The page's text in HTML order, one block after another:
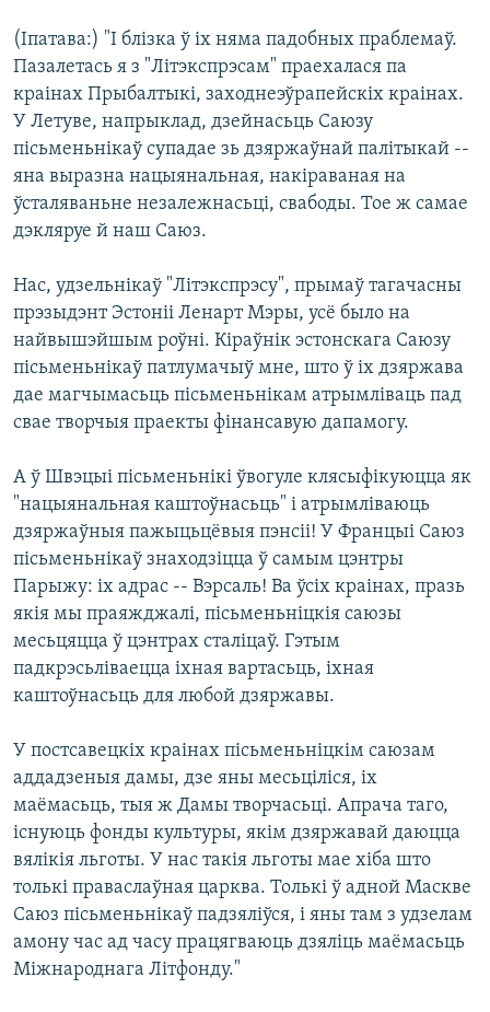
(Іпатава:) "І блізка ў іх няма падобных праблемаў.
Пазалетась я з "Літэкспрэсам" праехалася па
краінах Прыбалтыкі, заходнеэўрапейскіх краінах.
У Летуве, напрыклад, дзейнасьць Саюзу
пісьменьнікаў супадае зь дзяржаўнай палітыкай --
яна выразна нацыянальная, накіраваная на
ўсталяваньне незалежнасьці, свабоды. Тое ж самае
дэкляруе й наш Саюз.
Нас, удзельнікаў "Літэкспрэсу", прымаў тагачасны
прэзыдэнт Эстоніі Ленарт Мэры, усё было на
найвышэйшым роўні. Кіраўнік эстонскага Саюзу
пісьменьнікаў патлумачыў мне, што ў іх дзяржава
дае магчымасьць пісьменьнікам атрымліваць пад
свае творчыя праекты фінансавую дапамогу.
А ў Швэцыі пісьменьнікі ўвогуле клясыфікуюцца як
"нацыянальная каштоўнасьць" і атрымліваюць
дзяржаўныя пажыцьцёвыя пэнсіі! У Францыі Саюз
пісьменьнікаў знаходзіцца ў самым цэнтры
Парыжу: іх адрас -- Вэрсаль! Ва ўсіх краінах, празь
якія мы праяжджалі, пісьменьніцкія саюзы
месьцяцца ў цэнтрах сталіцаў. Гэтым
падкрэсьліваецца іхная вартасьць, іхная
каштоўнасьць для любой дзяржавы.
У постсавецкіх краінах пісьменьніцкім саюзам
аддадзеныя дамы, дзе яны месьціліся, іх
маёмасьць, тыя ж Дамы творчасьці. Апрача таго,
існуюць фонды культуры, якім дзяржавай даюцца
вялікія льготы. У нас такія льготы мае хіба што
толькі праваслаўная царква. Толькі ў адной Маскве
Саюз пісьменьнікаў падзяліўся, і яны там з удзелам
амону час ад часу працягваюць дзяліць маёмасьць
Міжнароднага Літфонду."